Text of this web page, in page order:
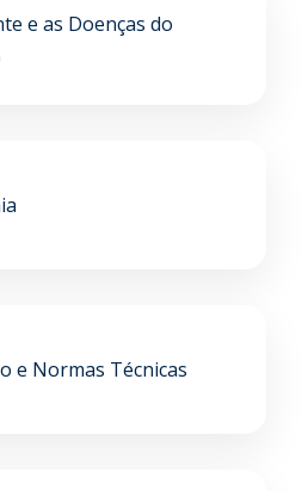
e as Doenças do
e Normas Técnicas